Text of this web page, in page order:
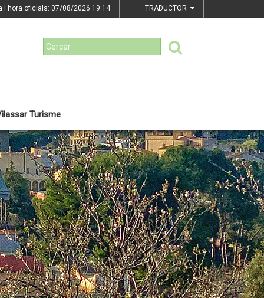
i hora oficials: 07/08/2026 19:14 TRADUCTOR
Turisme